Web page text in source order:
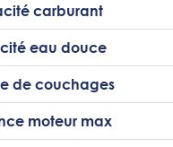
carburant
eau douce
de couchages
moteur max